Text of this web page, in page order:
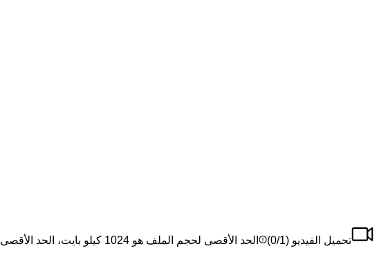
تحميل الفيديو ( 0/1) الحد الأقصى لحجم الملف هو 1024 كيلو بايت، الحد الأقصى للملف هو 1